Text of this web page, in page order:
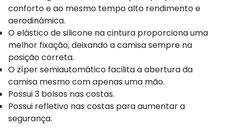
conforto e ao mesmo tempo alto rendimento e
aerodinâmica.
O elástico de silicone na cintura proporciona uma
melhor fixação, deixando a camisa sempre na
posição correta.
O zíper semiautomático facilita a abertura da
camisa mesmo com apenas uma mão.
Possui 3 bolsos nas costas.
Possui refletivo nas costas para aumentar a
segurança.